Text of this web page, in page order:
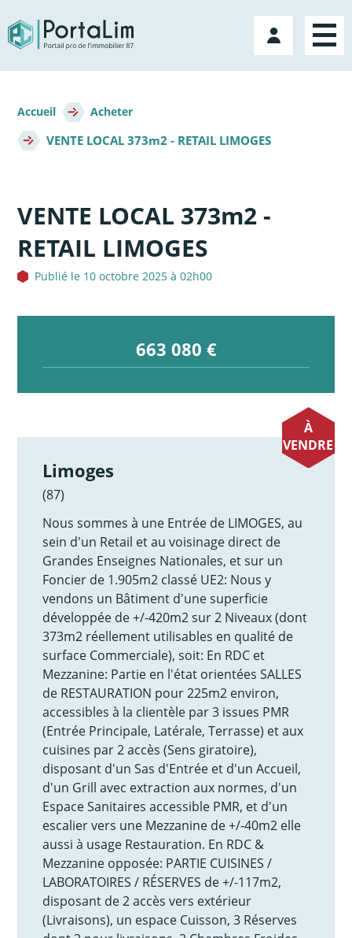
directement
au
contenu
Mon
compte
d'Ariane
Accueil Acheter
VENTE LOCAL 373m2 - RETAIL LIMOGES
VENTE LOCAL 373m2 -
RETAIL LIMOGES
Publié le 10 octobre 2025 à 02h00
663 080 €
À
VENDRE
Limoges
(87)
Nous sommes à une Entrée de LIMOGES, au
sein d'un Retail et au voisinage direct de
Grandes Enseignes Nationales, et sur un
Foncier de 1.905m2 classé UE2: Nous y
vendons un Bâtiment d'une superficie
développée de +/-420m2 sur 2 Niveaux (dont
373m2 réellement utilisables en qualité de
surface Commerciale), soit: En RDC et
Mezzanine: Partie en l'état orientées SALLES
de RESTAURATION pour 225m2 environ,
accessibles à la clientèle par 3 issues PMR
(Entrée Principale, Latérale, Terrasse) et aux
cuisines par 2 accès (Sens giratoire),
disposant d'un Sas d'Entrée et d'un Accueil,
d'un Grill avec extraction aux normes, d'un
Espace Sanitaires accessible PMR, et d'un
escalier vers une Mezzanine de +/-40m2 elle
aussi à usage Restauration. En RDC &
Mezzanine opposée: PARTIE CUISINES /
LABORATOIRES / RÉSERVES de +/-117m2,
disposant de 2 accès vers extérieur
(Livraisons), un espace Cuisson, 3 Réserves